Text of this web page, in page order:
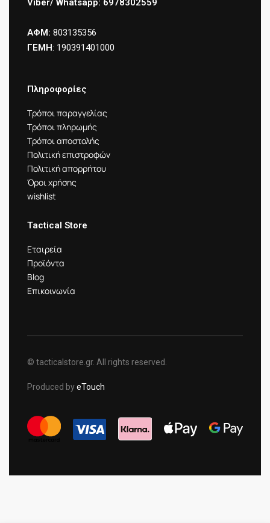
Viber/ Whatsapp: 6978302559
ΑΦΜ: 803135356
ΓΕΜΗ: 190391401000
Πληροφορίες
Τρόποι παραγγελίας
Τρόποι πληρωμής
Τρόποι αποστολής
Πολιτική επιστροφών
Πολιτική απορρήτου
Όροι χρήσης
wishlist
Tactical Store
Εταιρεία
Προϊόντα
Blog
Επικοινωνία
© tacticalstore.gr. All rights reserved.
Produced byeTouch